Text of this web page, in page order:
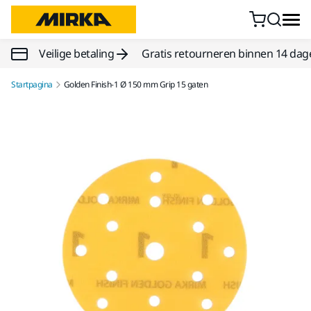
Doorgaan naar inhoud
Veilige betaling Gratis retourneren binnen 14
Startpagina Golden Finish-1 Ø 150 mm Grip 15 gaten